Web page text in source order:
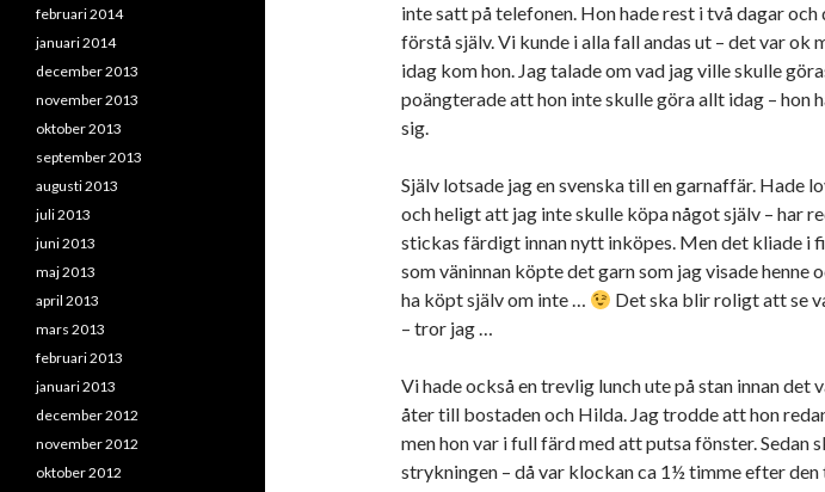
inte satt på telefonen. Hon hade rest i två dagar och
förstå själv. Vi kunde i alla fall andas ut – det var ok
idag kom hon. Jag talade om vad jag ville skulle
poängterade att hon inte skulle göra allt idag – hon
sig.
Själv lotsade jag en svenska till en garnaffär. Hade
och heligt att jag inte skulle köpa något själv – har
stickas färdigt innan nytt inköpes. Men det kliade i
som väninnan köpte det garn som jag visade henne
ha köpt själv om inte …
Det ska blir roligt att se
– tror jag …
Vi hade också en trevlig lunch ute på stan innan det
åter till bostaden och Hilda. Jag trodde att hon
men hon var i full färd med att putsa fönster. Sedan
strykningen – då var klockan ca 1½ timme efter
februari 2014
januari 2014
december 2013
november 2013
oktober 2013
september 2013
augusti 2013
juli 2013
juni 2013
maj 2013
april 2013
mars 2013
februari 2013
januari 2013
december 2012
november 2012
oktober 2012